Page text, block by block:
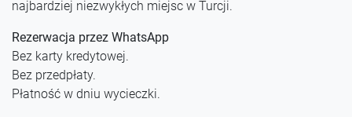
najbardziej niezwykłych miejsc w Turcji.
Rezerwacja przez WhatsApp
Bez karty kredytowej.
Bez przedpłaty.
Płatność w dniu wycieczki.